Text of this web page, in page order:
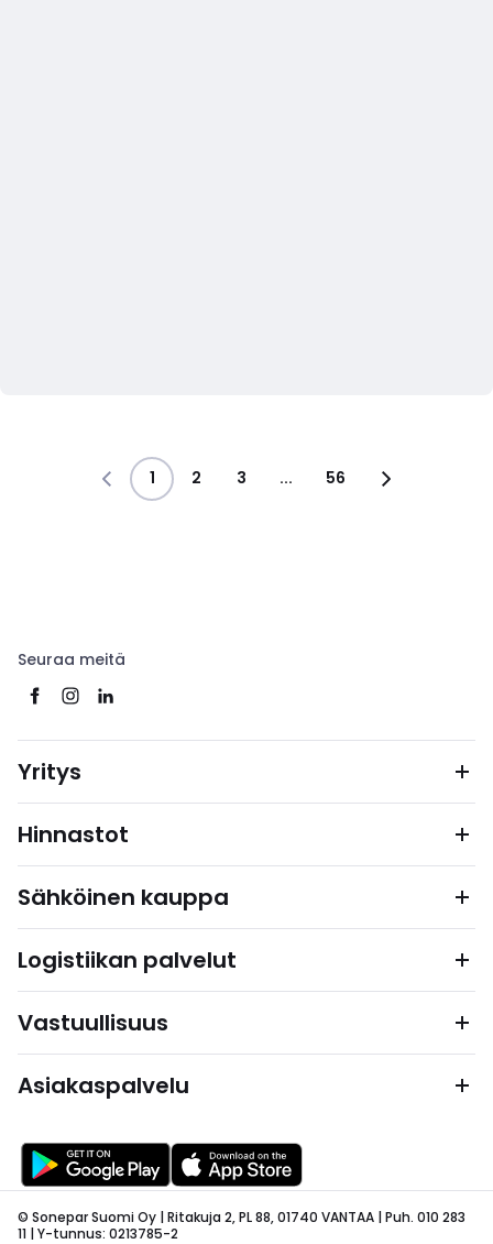
1 2 3 ... 56
Seuraa meitä
Yritys
Hinnastot
Sähköinen kauppa
Logistiikan palvelut
Vastuullisuus
Asiakaspalvelu
© Sonepar Suomi Oy | Ritakuja 2, PL 88, 01740 VANTAA | Puh. 010 283
11 | Y-tunnus: 0213785-2